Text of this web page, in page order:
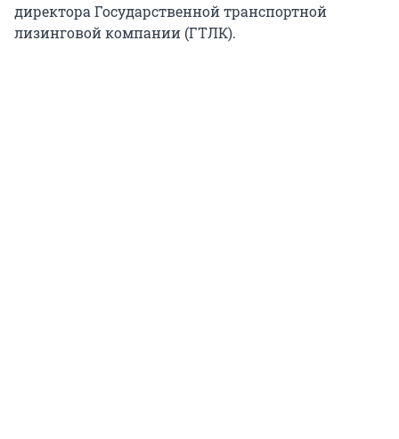
директора Государственной транспортной
лизинговой компании (ГТЛК).